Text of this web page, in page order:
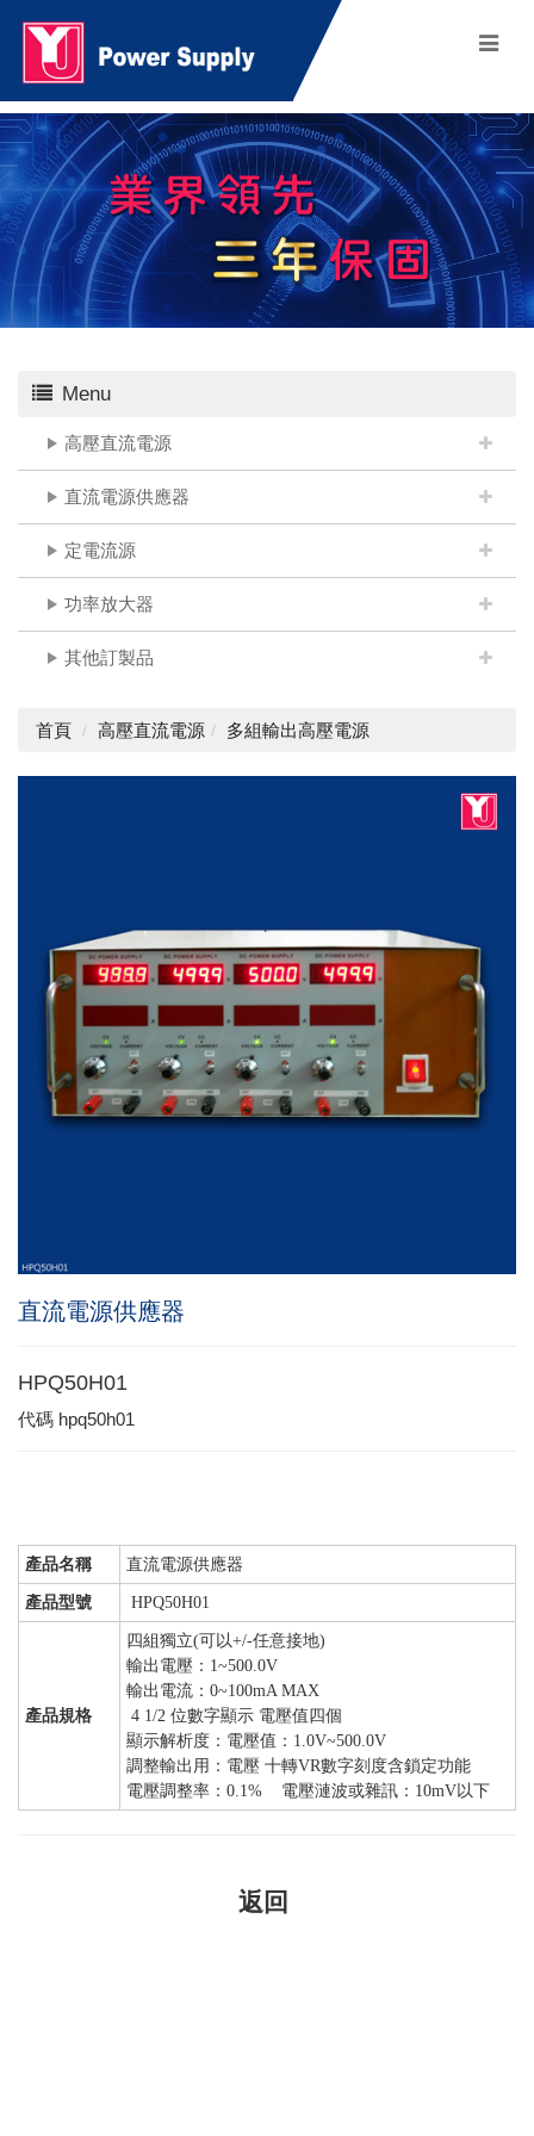
Menu
高壓直流電源
直流電源供應器
定電流源
功率放大器
其他訂製品
首頁 高壓直流電源 多組輸出高壓電源
直流電源供應器
HPQ50H01
代碼 hpq50h01
產品名稱 直流電源供應器
產品型號 HPQ50H01
產品規格
四組獨立(可以+/-任意接地)
輸出電壓：1~500.0V
輸出電流：0~100mA MAX
4 1/2 位數字顯示 電壓值四個
顯示解析度：電壓值：1.0V~500.0V
調整輸出用：電壓 十轉VR數字刻度含鎖定功能
電壓調整率：0.1% 電壓漣波或雜訊：10mV以下